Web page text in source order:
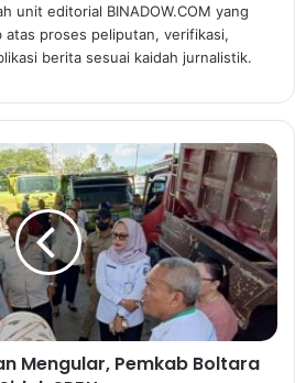
unit editorial BINADOW.COM yang
atas proses peliputan, verifikasi,
berita sesuai kaidah jurnalistik.
Mengular, Pemkab Boltara